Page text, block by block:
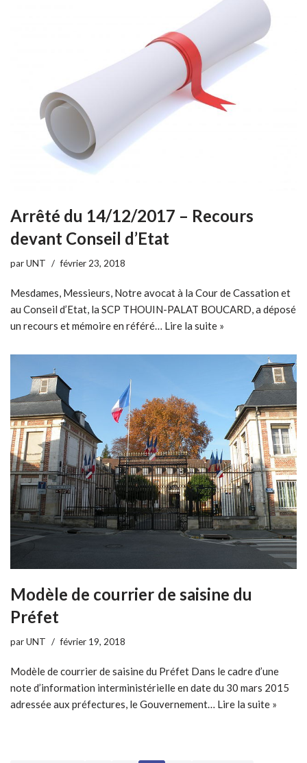
Arrêté du 14/12/2017 – Recours
devant Conseil d’Etat
parUNT février 23, 2018
Mesdames, Messieurs, Notre avocat à la Cour de Cassation et
au Conseil d’Etat, la SCP THOUIN-PALAT BOUCARD, a déposé
un recours et mémoire en référé… Lire la suite »
Modèle de courrier de saisine du
Préfet
parUNT février 19, 2018
Modèle de courrier de saisine du Préfet Dans le cadre d’une
note d’information interministérielle en date du 30 mars 2015
adressée aux préfectures, le Gouvernement… Lire la suite »